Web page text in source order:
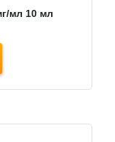
мл 10 мл